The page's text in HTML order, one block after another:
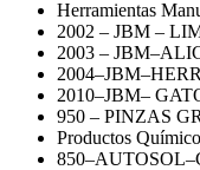
Herramientas
2002 – JBM –
2003 –
2010–JBM–
950 – PINZAS
Productos